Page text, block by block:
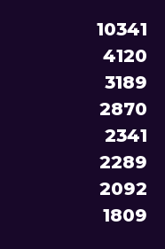
10341
4120
3189
2870
2341
2289
2092
1809